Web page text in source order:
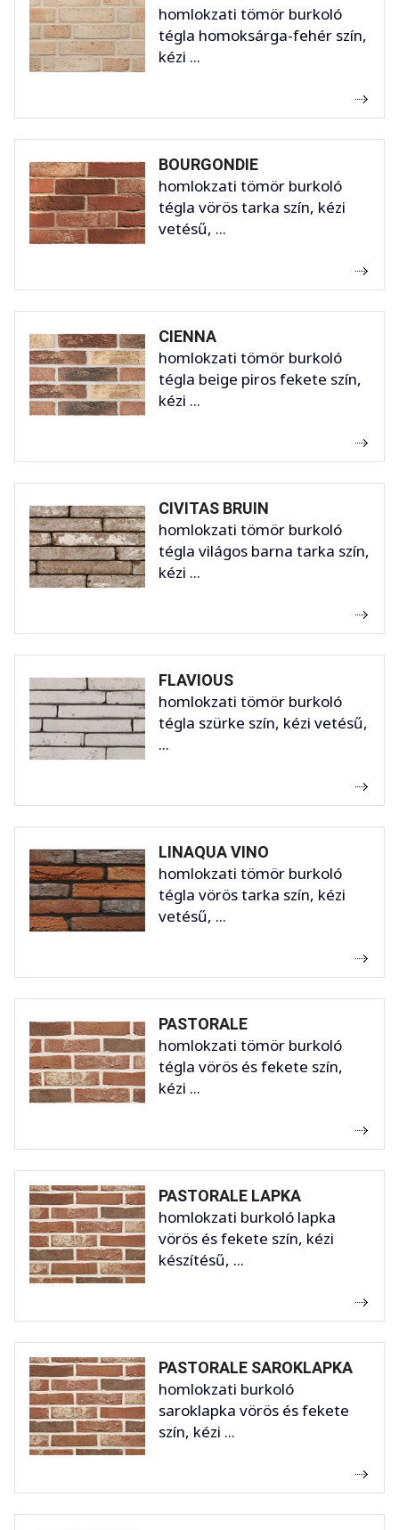
homlokzati tömör burkoló
tégla homoksárga-fehér szín,
kézi ...
BOURGONDIE
homlokzati tömör burkoló
tégla vörös tarka szín, kézi
vetésű, ...
CIENNA
homlokzati tömör burkoló
tégla beige piros fekete szín,
kézi ...
CIVITAS BRUIN
homlokzati tömör burkoló
tégla világos barna tarka szín,
kézi ...
FLAVIOUS
homlokzati tömör burkoló
tégla szürke szín, kézi vetésű,
...
LINAQUA VINO
homlokzati tömör burkoló
tégla vörös tarka szín, kézi
vetésű, ...
PASTORALE
homlokzati tömör burkoló
tégla vörös és fekete szín,
kézi ...
PASTORALE LAPKA
homlokzati burkoló lapka
vörös és fekete szín, kézi
készítésű, ...
PASTORALE SAROKLAPKA
homlokzati burkoló
saroklapka vörös és fekete
szín, kézi ...